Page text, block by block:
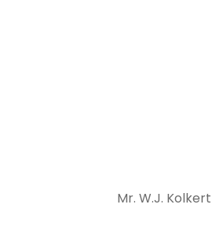
Mr. W.J. Kolkert